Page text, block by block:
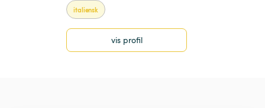
italiensk
vis profil